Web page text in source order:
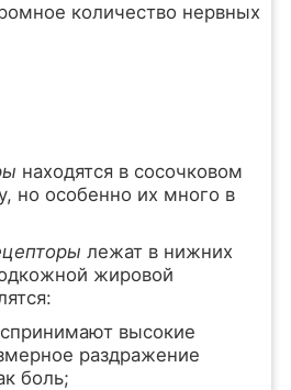
количество нервных
находятся в сосочковом
но особенно их много в
лежат в нижних
жировой
высокие
раздражение
боль;